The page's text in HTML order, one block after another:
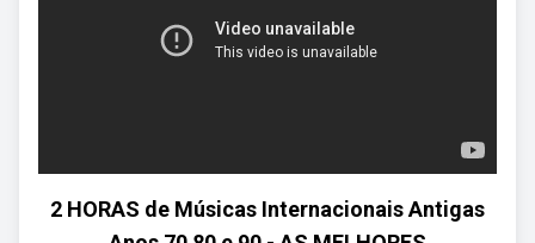
2 HORAS de Músicas Internacionais Antigas